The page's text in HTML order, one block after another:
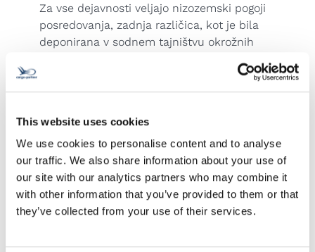
This website uses cookies
We use cookies to personalise content and to analyse
our traffic. We also share information about your use of
our site with our analytics partners who may combine it
with other information that you’ve provided to them or that
they’ve collected from your use of their services.
Za vse dejavnosti veljajo nizozemski pogoji
posredovanja, zadnja različica, kot je bila
deponirana v sodnem tajništvu okrožnih
Ljudska Republika Kitajska
pogoji trgovanja CIFA. To podjetje je
individualni član FIATA.
Poljska
POZOR! Vaša pošiljka ni samodejno
zavarovana v okviru
transportnega/pomorskega zavarovanja. V
npr. v primeru naravne nesreče ali splošne